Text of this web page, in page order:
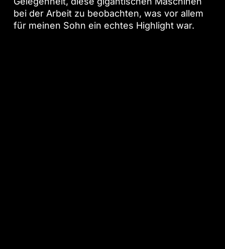
bei der Arbeit zu beobachten, was vor allem
für meinen Sohn ein echtes Highlight war.